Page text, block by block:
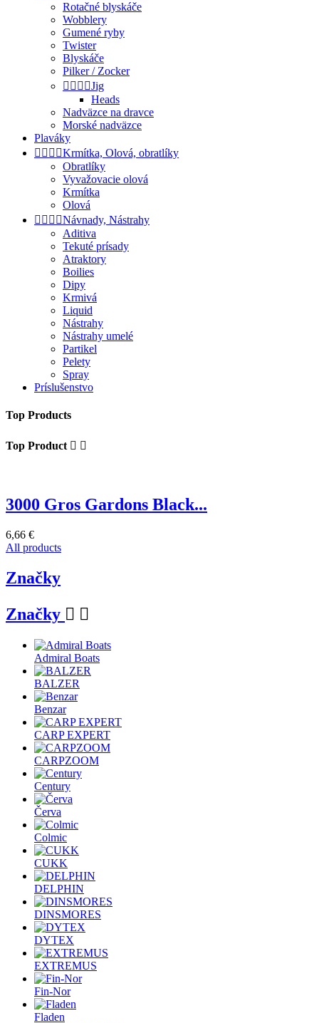
Rotačné blyskáče
Wobblery
Gumené ryby
Twister
Blyskáče
Pilker / Zocker
   Jig
Heads
Nadväzce na dravce
Morské nadväzce
Plaváky
   Krmítka, Olová, obratlíky
Obratlíky
Vyvažovacie olová
Krmítka
Olová
   Návnady, Nástrahy
Aditiva
Tekuté prísady
Atraktory
Boilies
Dipy
Krmivá
Liquid
Nástrahy
Nástrahy umelé
Partikel
Pelety
Spray
Príslušenstvo
Top Products
Top Product  
3000 Gros Gardons Black...
6,66 €
All products
Značky
Značky  
Admiral Boats
BALZER
Benzar
CARP EXPERT
CARPZOOM
Century
Červa
Colmic
CUKK
DELPHIN
DINSMORES
DYTEX
EXTREMUS
Fin-Nor
Fladen